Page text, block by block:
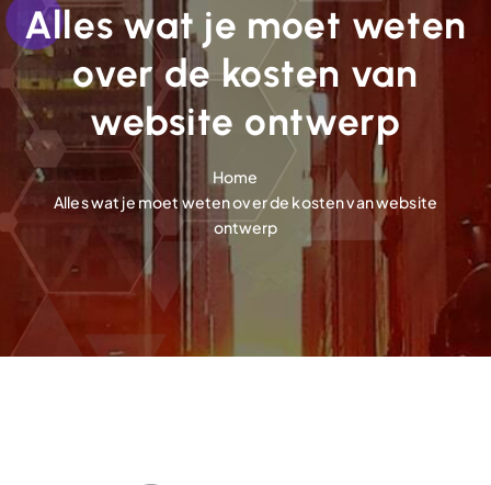
n
Alles wat je moet weten
over de kosten van
website ontwerp
Home
Alles wat je moet weten over de kosten van website
ontwerp